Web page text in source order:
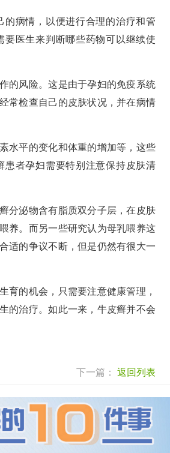
病情，以便进行合理的治疗和管
医生来判断哪些药物可以继续使
风险。这是由于孕妇的免疫系统
常检查自己的皮肤状况，并在病情
平的变化和体重的增加等，这些
者孕妇需要特别注意保持皮肤清
泌物含有脂质双分子层，在皮肤
养。而另一些研究认为母乳喂养这
适的争议不断，但是仍然有很大一
的机会，只需要注意健康管理，
的治疗。如此一来，牛皮癣并不会
下一篇： 返回列表